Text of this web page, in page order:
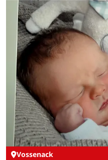
Vossenack